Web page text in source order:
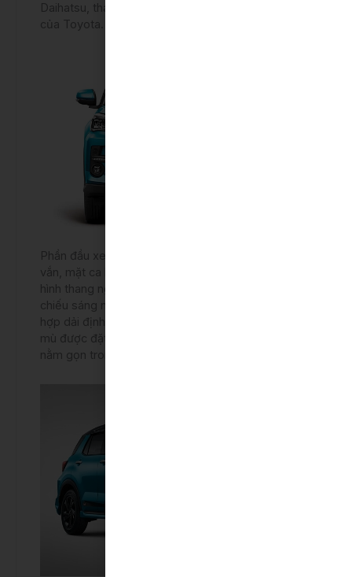
Daihatsu, thay cho khung gầm TNGA truyền thống
của Toyota.
Phần đầu xe Toyota Raize có thiết kế khá vuông
vắn, mặt ca lăng của xe có lưới tản nhiệt theo dạng
hình thang ngược chiếm phần lần đầu xe. Đèn
chiếu sáng nằm chung cụm với đèn báo rẽ, có tích
hợp dải định vị ban ngày LED, trong khi đèn sương
mù được đặt nằm phía dưới gần tấm cản trước,
nằm gọn trong hốc.